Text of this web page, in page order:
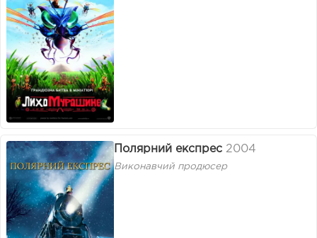
Полярний експрес 2004
Виконавчий продюсер